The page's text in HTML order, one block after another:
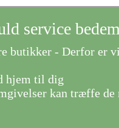
service
butikker - Derfor er
hjem til dig
kan træffe de